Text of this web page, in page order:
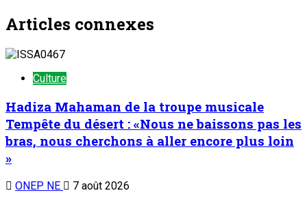
Articles connexes
Culture
Hadiza Mahaman de la troupe musicale
Tempête du désert : «Nous ne baissons pas les
bras, nous cherchons à aller encore plus loin
»
ONEP NE 7 août 2026